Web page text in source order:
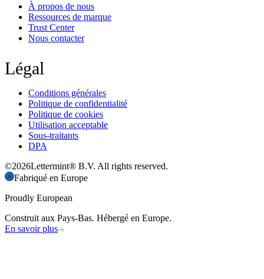
À propos de nous
Ressources de marque
Trust Center
Nous contacter
Légal
Conditions générales
Politique de confidentialité
Politique de cookies
Utilisation acceptable
Sous-traitants
DPA
©2026Lettermint® B.V. All rights reserved.
Fabriqué en Europe
Proudly European
Construit aux Pays-Bas. Hébergé en Europe.
En savoir plus